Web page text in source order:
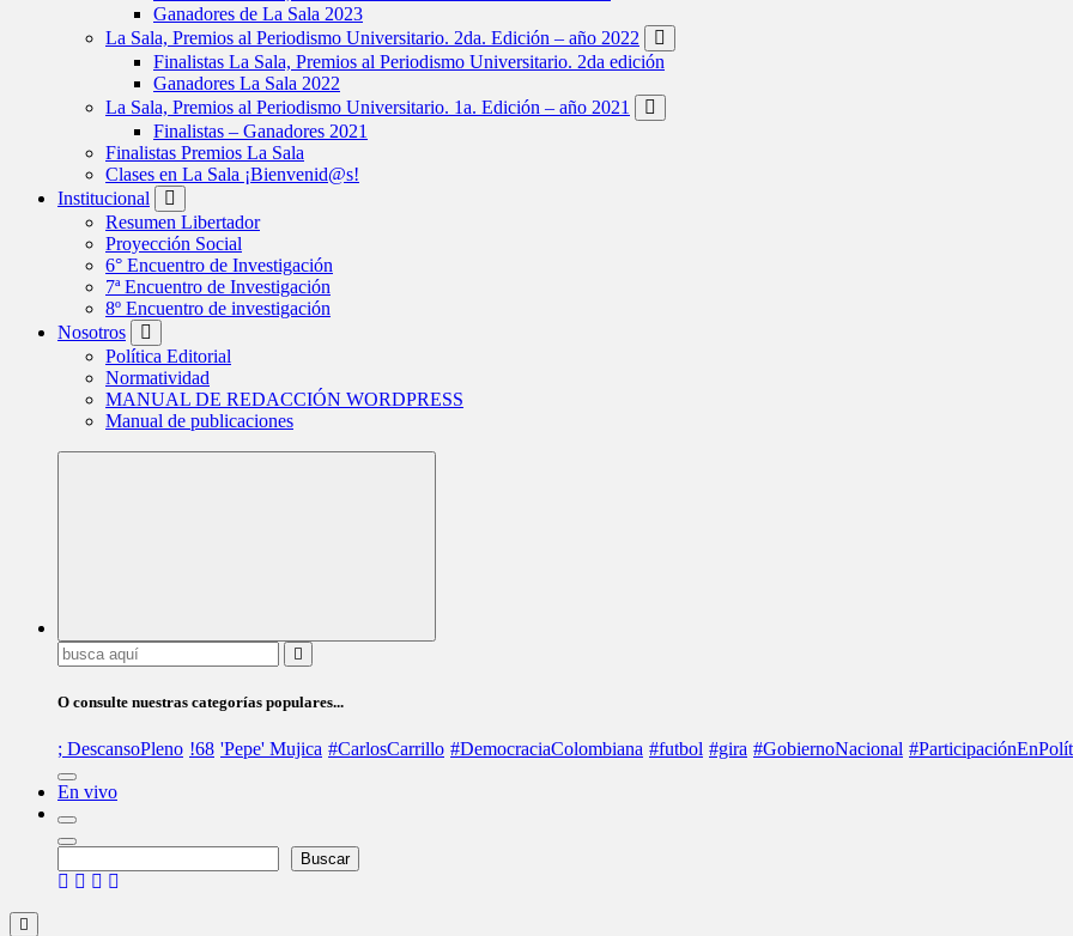
Ganadores de La Sala 2023
La Sala, Premios al Periodismo Universitario. 2da. Edición – año 2022
Finalistas La Sala, Premios al Periodismo Universitario. 2da edición
Ganadores La Sala 2022
La Sala, Premios al Periodismo Universitario. 1a. Edición – año 2021
Finalistas – Ganadores 2021
Finalistas Premios La Sala
Clases en La Sala ¡Bienvenid@s!
Institucional
Resumen Libertador
Proyección Social
6° Encuentro de Investigación
7ª Encuentro de Investigación
8º Encuentro de investigación
Nosotros
Política Editorial
Normatividad
MANUAL DE REDACCIÓN WORDPRESS
Manual de publicaciones
Buscar:
O consulte nuestras categorías populares...
; DescansoPleno !68 'Pepe' Mujica #CarlosCarrillo #DemocraciaColombiana #futbol #gira #GobiernoNacional
En vivo
Buscar